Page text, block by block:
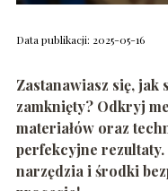
Data publikacji: 2025-05-16
Zastanawiasz się,
zamknięty? Odkryj
materiałów oraz
perfekcyjne
narzędzia i środki